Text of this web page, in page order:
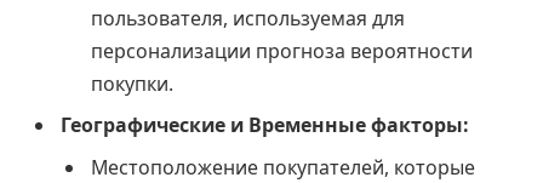
пользователя, используемая для
персонализации прогноза вероятности
покупки.
Географические и Временные факторы:
Местоположение покупателей, которые